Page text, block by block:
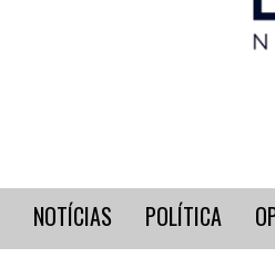
NOTÍCIAS POLÍTICA